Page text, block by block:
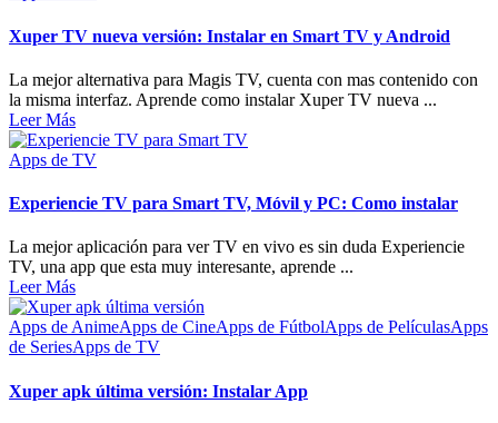
Xuper TV nueva versión: Instalar en Smart TV y Android
La mejor alternativa para Magis TV, cuenta con mas contenido con
la misma interfaz. Aprende como instalar Xuper TV nueva ...
Leer Más
Apps de TV
Experiencie TV para Smart TV, Móvil y PC: Como instalar
La mejor aplicación para ver TV en vivo es sin duda Experiencie
TV, una app que esta muy interesante, aprende ...
Leer Más
Apps de AnimeApps de CineApps de FútbolApps de PelículasApps
de SeriesApps de TV
Xuper apk última versión: Instalar App